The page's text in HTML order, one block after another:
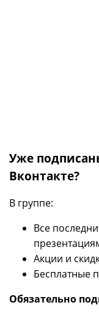
Уже
Вконтакте?
В группе:
Все
Акции и
Бесплатные
Обязательно